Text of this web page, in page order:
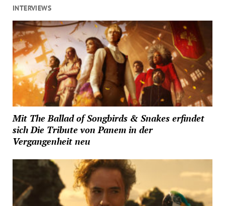
INTERVIEWS
Mit The Ballad of Songbirds & Snakes erfindet
sich Die Tribute von Panem in der
Vergangenheit neu